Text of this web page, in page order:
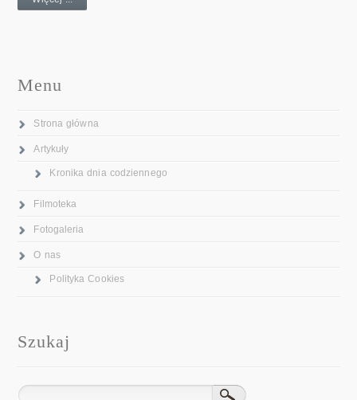
Menu
Strona główna
Artykuły
Kronika dnia codziennego
Filmoteka
Fotogaleria
O nas
Polityka Cookies
Szukaj